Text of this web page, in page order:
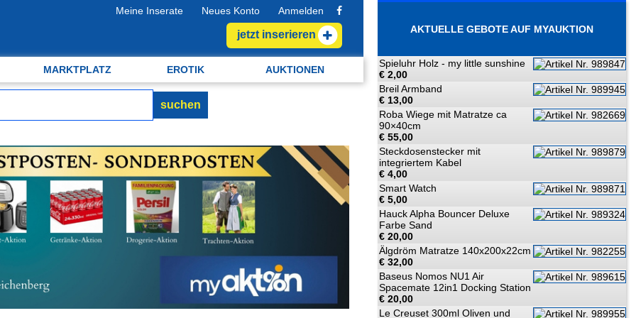
Meine Inserate Neues Konto Anmelden
jetzt inserieren
MARKTPLATZ EROTIK AUKTIONEN
suchen
AKTUELLE GEBOTE AUF MYAUKTION
Spieluhr Holz - my little sunshine
€ 2,00
Breil Armband
€ 13,00
Roba Wiege mit Matratze ca
90×40cm
€ 55,00
Steckdosenstecker mit
integriertem Kabel
€ 4,00
Smart Watch
€ 5,00
Hauck Alpha Bouncer Deluxe
Farbe Sand
€ 20,00
Älgdröm Matratze 140x200x22cm
€ 32,00
Baseus Nomos NU1 Air
Spacemate 12in1 Docking Station
€ 20,00
Le Creuset 300ml Oliven und